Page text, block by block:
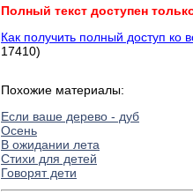
Полный текст доступен
Как получить полный доступ ко
17410)
Похожие материалы:
Если ваше дерево - дуб
Осень
В ожидании лета
Стихи для детей
Говорят дети